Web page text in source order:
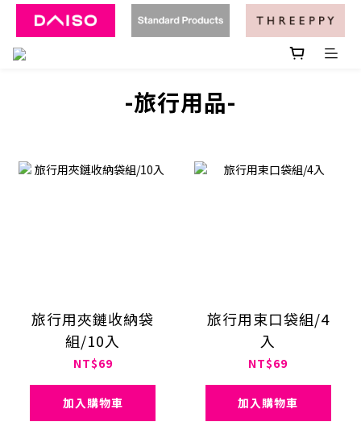
-旅行用品-
旅行用夾鏈收納袋
組/10入
NT$69
加入購物車
旅行用束口袋組/4
入
NT$69
加入購物車